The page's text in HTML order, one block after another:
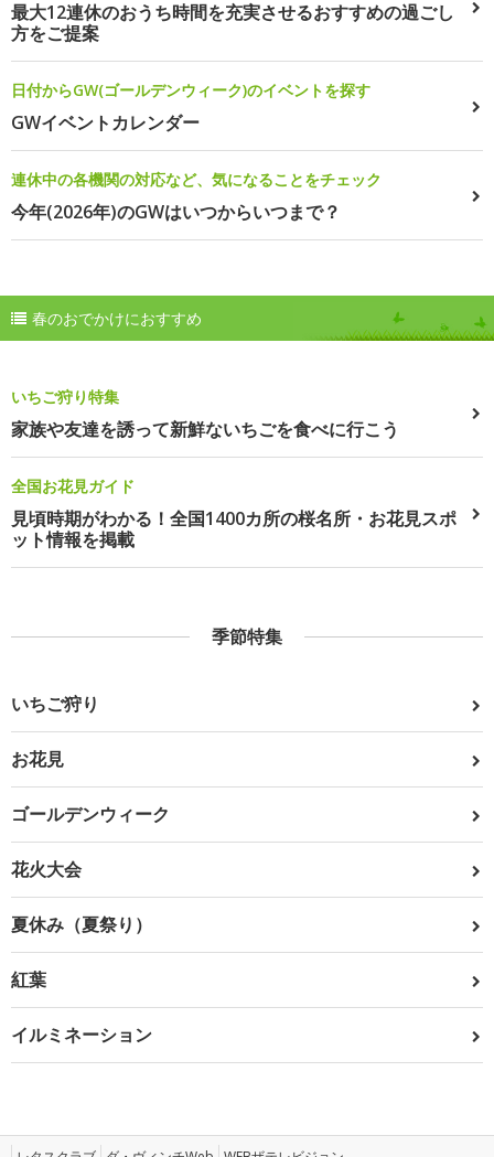
最大12連休のおうち時間を充実させるおすすめの過ごし
方をご提案
日付からGW(ゴールデンウィーク)のイベントを探す
GWイベントカレンダー
連休中の各機関の対応など、気になることをチェック
今年(2026年)のGWはいつからいつまで？
春のおでかけにおすすめ
いちご狩り特集
家族や友達を誘って新鮮ないちごを食べに行こう
全国お花見ガイド
見頃時期がわかる！全国1400カ所の桜名所・お花見スポ
ット情報を掲載
季節特集
いちご狩り
お花見
ゴールデンウィーク
花火大会
夏休み（夏祭り）
紅葉
イルミネーション